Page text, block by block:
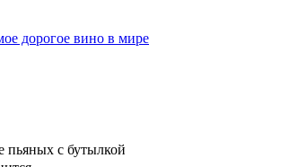
дорогое вино в мире
пьяных с бутылкой